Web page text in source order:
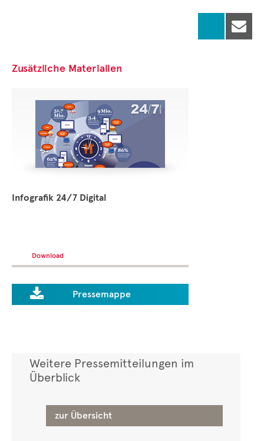

Zusätzliche Materialien
Infografik 24/7 Digital
Download
 Pressemappe
Weitere Pressemitteilungen im
Überblick
zur Übersicht